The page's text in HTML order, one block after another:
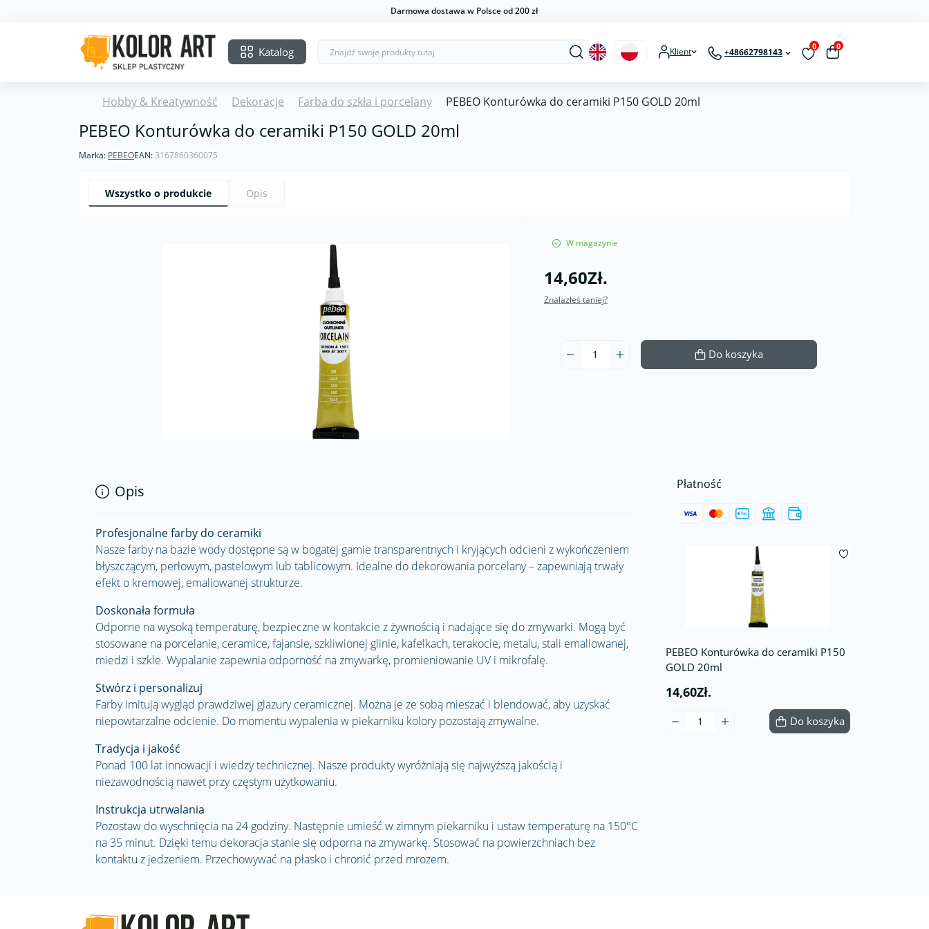
Darmowa dostawa w Polsce od 200 zł
Katalog Klient +48662798143
0 0
Hobby & Kreatywność Dekoracje Farba do szkła i porcelany PEBEO Konturówka do ceramiki P150 GOLD 20ml
PEBEO Konturówka do ceramiki P150 GOLD 20ml
Marka: PEBEOEAN:3167860360075
Wszystko o produkcie Opis
W magazynie
14,60Zł.
Znalazłeś taniej?
Do koszyka
Płatność
PEBEO Konturówka do ceramiki P150
GOLD 20ml
14,60Zł.
Do koszyka
Opis
Profesjonalne farby do ceramiki
Nasze farby na bazie wody dostępne są w bogatej gamie transparentnych i kryjących odcieni z wykończeniem
błyszczącym, perłowym, pastelowym lub tablicowym. Idealne do dekorowania porcelany – zapewniają trwały
efekt o kremowej, emaliowanej strukturze.
Doskonała formuła
Odporne na wysoką temperaturę, bezpieczne w kontakcie z żywnością i nadające się do zmywarki. Mogą być
stosowane na porcelanie, ceramice, fajansie, szkliwionej glinie, kafelkach, terakocie, metalu, stali emaliowanej,
miedzi i szkle. Wypalanie zapewnia odporność na zmywarkę, promieniowanie UV i mikrofalę.
Stwórz i personalizuj
Farby imitują wygląd prawdziwej glazury ceramicznej. Można je ze sobą mieszać i blendować, aby uzyskać
niepowtarzalne odcienie. Do momentu wypalenia w piekarniku kolory pozostają zmywalne.
Tradycja i jakość
Ponad 100 lat innowacji i wiedzy technicznej. Nasze produkty wyróżniają się najwyższą jakością i
niezawodnością nawet przy częstym użytkowaniu.
Instrukcja utrwalania
Pozostaw do wyschnięcia na 24 godziny. Następnie umieść w zimnym piekarniku i ustaw temperaturę na 150°C
na 35 minut. Dzięki temu dekoracja stanie się odporna na zmywarkę. Stosować na powierzchniach bez
kontaktu z jedzeniem. Przechowywać na płasko i chronić przed mrozem.